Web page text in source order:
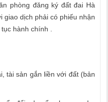
phòng đăng ký đất đai Hà
giao dịch phải có phiếu nhận
hành chính .
tài sản gắn liền với đất (bản